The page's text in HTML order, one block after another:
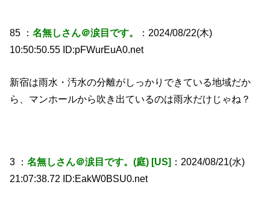
85 ：名無しさん＠涙目です。
：2024/08/22(木)
10:50:50.55 ID:pFWurEuA0.net
新宿は雨水・汚水の分離がしっかりできている地域だか
ら、マンホールから吹き出ているのは雨水だけじゃね？
3 ：名無しさん＠涙目です。(庭) [US] ：2024/08/21(水)
21:07:38.72 ID:EakW0BSU0.net